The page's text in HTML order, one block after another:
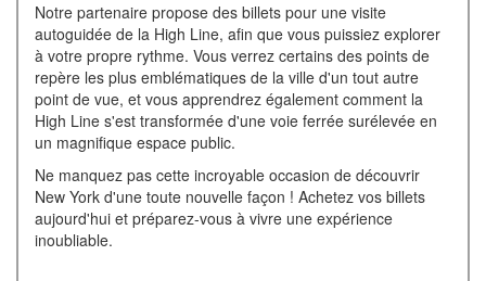
Notre partenaire propose des billets pour une visite
autoguidée de la High Line, afin que vous puissiez explorer
à votre propre rythme. Vous verrez certains des points de
repère les plus emblématiques de la ville d'un tout autre
point de vue, et vous apprendrez également comment la
High Line s'est transformée d'une voie ferrée surélevée en
un magnifique espace public.
Ne manquez pas cette incroyable occasion de découvrir
New York d'une toute nouvelle façon ! Achetez vos billets
aujourd'hui et préparez-vous à vivre une expérience
inoubliable.